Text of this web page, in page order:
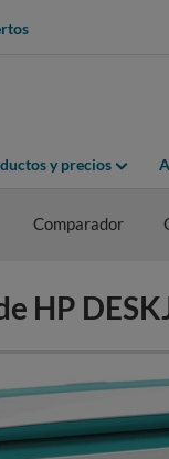
y precios
Comparador
HP